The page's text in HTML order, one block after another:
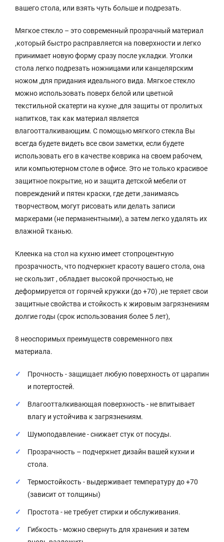
вашего стола, или взять чуть больше и подрезать.
Мягкое стекло – это современный прозрачный материал
,который быстро расправляется на поверхности и легко
принимает новую форму сразу после укладки. Уголки
стола легко подрезать ножницами или канцелярским
ножом ,для придания идеального вида. Мягкое стекло
можно использовать поверх белой или цветной
текстильной скатерти на кухне ,для защиты от пролитых
напитков, так как материал является
влагоотталкивающим. С помощью мягкого стекла Вы
всегда будете видеть все свои заметки, если будете
использовать его в качестве коврика на своем рабочем,
или компьютерном столе в офисе. Это не только красивое
защитное покрытие, но и защита детской мебели от
повреждений и пятен краски, где дети ,занимаясь
творчеством, могут рисовать или делать записи
маркерами (не перманентными), а затем легко удалять их
влажной тканью.
Клеенка на стол на кухню имеет стопроцентную
прозрачность, что подчеркнет красоту вашего стола, она
не скользит , обладает высокой прочностью, не
деформируется от горячей кружки (до +70) ,не теряет свои
защитные свойства и стойкость к жировым загрязнениям
долгие годы (срок использования более 5 лет),
8 неоспоримых преимуществ современного пвх
материала.
Прочность - защищает любую поверхность от царапин
и потертостей.
Влагоотталкивающая поверхность - не впитывает
влагу и устойчива к загрязнениям.
Шумоподавление - снижает стук от посуды.
Прозрачность – подчеркнет дизайн вашей кухни и
стола.
Термостойкость - выдерживает температуру до +70
(зависит от толщины)
Простота - не требует стирки и обслуживания.
Гибкость - можно свернуть для хранения и затем